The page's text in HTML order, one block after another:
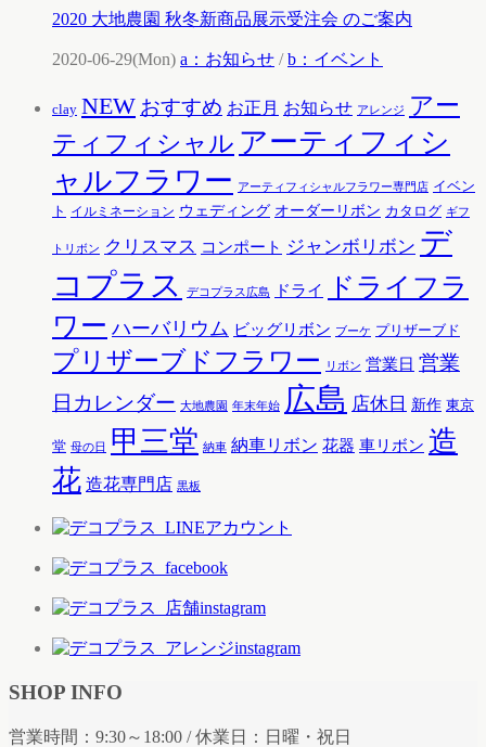
2020 大地農園 秋冬新商品展示受注会 のご案内
2020-06-29(Mon) a：お知らせ /b：イベント
clay NEW おすすめ お正月 お知らせ アレンジ アー
ティフィシャル アーティフィシ
ャルフラワー
アーティフィシャルフラワー専門店 イベン
ト イルミネーション ウェディング オーダーリボン カタログ ギフ
トリボン クリスマス コンポート ジャンボリボン デ
コプラス
デコプラス広島 ドライ
ドライフラ
ワー ハーバリウム ビッグリボン ブーケ プリザーブド
プリザーブドフラワー リボン 営業日 営業
日カレンダー 大地農園 年末年始 広島 店休日 新作 東京
堂 母の日 甲三堂 納車 納車リボン 花器 車リボン 造
花 造花専門店 黒板
SHOP INFO
営業時間：9:30～18:00 / 休業日：日曜・祝日